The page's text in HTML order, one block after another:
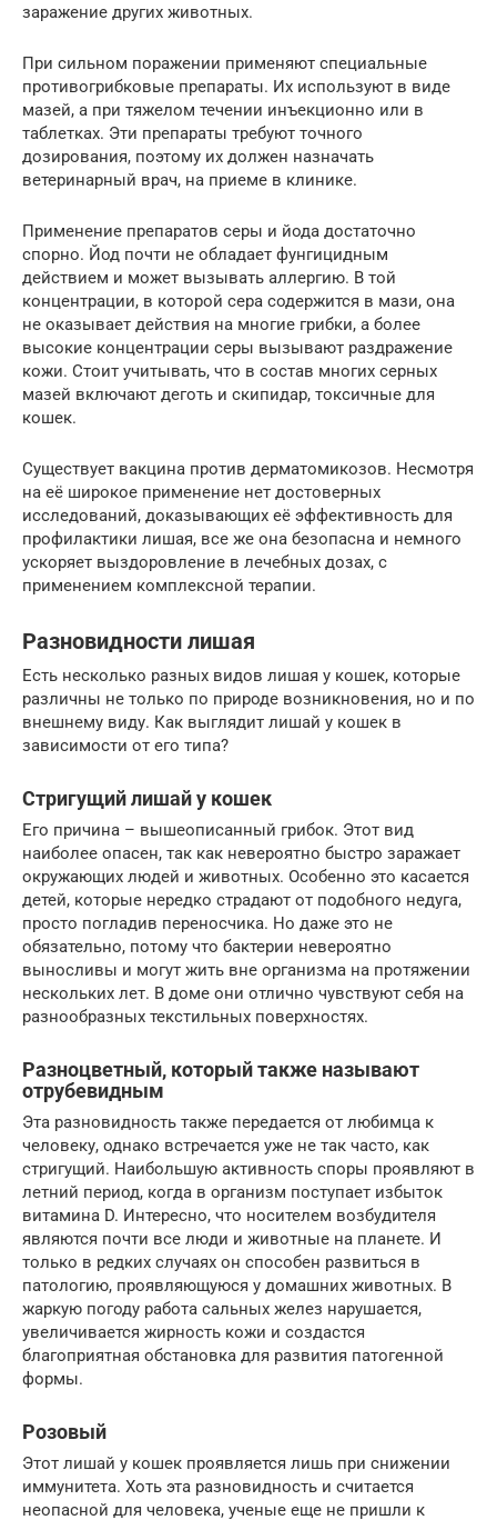
заражение других животных.
При сильном поражении применяют специальные
противогрибковые препараты. Их используют в виде
мазей, а при тяжелом течении инъекционно или в
таблетках. Эти препараты требуют точного
дозирования, поэтому их должен назначать
ветеринарный врач, на приеме в клинике.
Применение препаратов серы и йода достаточно
спорно. Йод почти не обладает фунгицидным
действием и может вызывать аллергию. В той
концентрации, в которой сера содержится в мази, она
не оказывает действия на многие грибки, а более
высокие концентрации серы вызывают раздражение
кожи. Стоит учитывать, что в состав многих серных
мазей включают деготь и скипидар, токсичные для
кошек.
Существует вакцина против дерматомикозов. Несмотря
на её широкое применение нет достоверных
исследований, доказывающих её эффективность для
профилактики лишая, все же она безопасна и немного
ускоряет выздоровление в лечебных дозах, с
применением комплексной терапии.
Разновидности лишая
Есть несколько разных видов лишая у кошек, которые
различны не только по природе возникновения, но и по
внешнему виду. Как выглядит лишай у кошек в
зависимости от его типа?
Стригущий лишай у кошек
Его причина – вышеописанный грибок. Этот вид
наиболее опасен, так как невероятно быстро заражает
окружающих людей и животных. Особенно это касается
детей, которые нередко страдают от подобного недуга,
просто погладив переносчика. Но даже это не
обязательно, потому что бактерии невероятно
выносливы и могут жить вне организма на протяжении
нескольких лет. В доме они отлично чувствуют себя на
разнообразных текстильных поверхностях.
Разноцветный, который также называют
отрубевидным
Эта разновидность также передается от любимца к
человеку, однако встречается уже не так часто, как
стригущий. Наибольшую активность споры проявляют в
летний период, когда в организм поступает избыток
витамина D. Интересно, что носителем возбудителя
являются почти все люди и животные на планете. И
только в редких случаях он способен развиться в
патологию, проявляющуюся у домашних животных. В
жаркую погоду работа сальных желез нарушается,
увеличивается жирность кожи и создастся
благоприятная обстановка для развития патогенной
формы.
Розовый
Этот лишай у кошек проявляется лишь при снижении
иммунитета. Хоть эта разновидность и считается
неопасной для человека, ученые еще не пришли к